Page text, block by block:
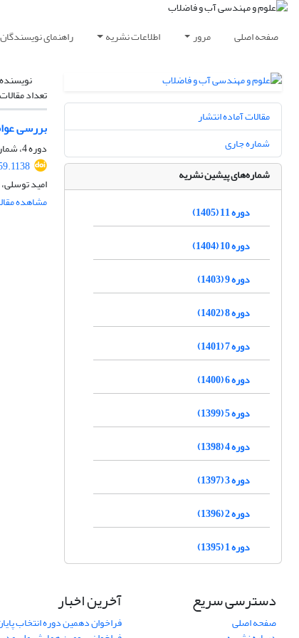
صفحه اصلی مرور اطلاعات نشریه راهنمای نویسندگان
تعداد
بررسی
دوره 4، شماره 2، تابستان 1398، صفحه
امید
مشاهده
مقالات آماده انتشار
شماره جاری
شماره‌های پیشین نشریه
دوره 11 (1405)
دوره 10 (1404)
دوره 9 (1403)
دوره 8 (1402)
دوره 7 (1401)
دوره 6 (1400)
دوره 5 (1399)
دوره 4 (1398)
دوره 3 (1397)
دوره 2 (1396)
دوره 1 (1395)
دسترسی سریع
صفحه اصلی
آخرین اخبار
فراخوان دهمین دوره انتخاب